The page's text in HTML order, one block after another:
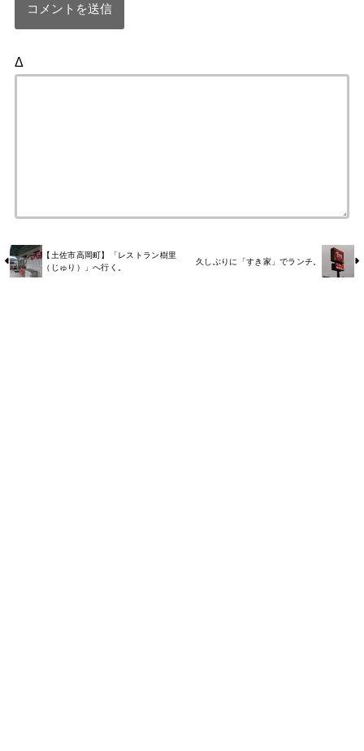
Δ
【土佐市高岡町】「レストラン樹里
（じゅり）」へ行く。
久しぶりに「すき家」でランチ。